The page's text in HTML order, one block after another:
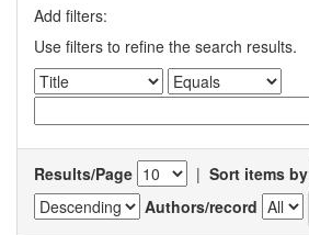
Add filters:
Use filters to refine the search results.
Results/Page | Sort items by
Authors/record